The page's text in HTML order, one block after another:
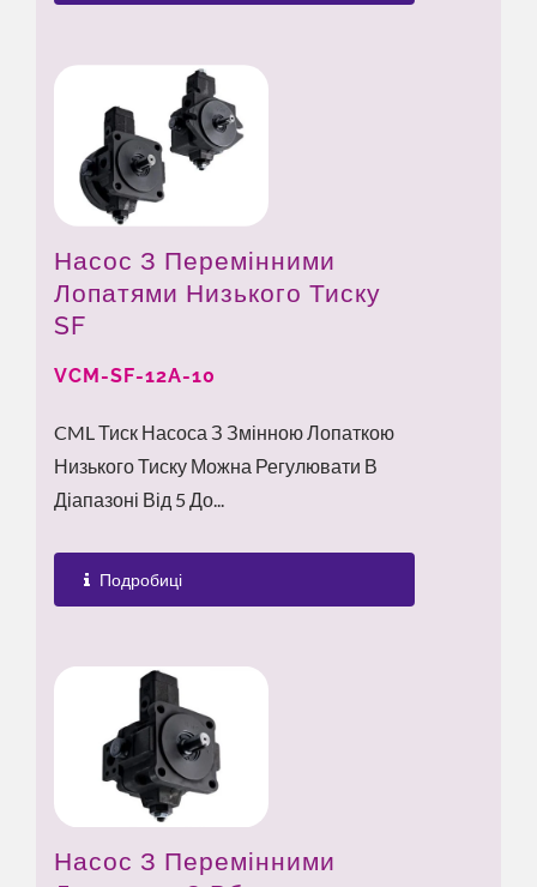
Насос З Перемінними
Лопатями Низького Тиску
SF
VCM-SF-12A-10
CML Тиск Насоса З Змінною Лопаткою
Низького Тиску Можна Регулювати В
Діапазоні Від 5 До...
Подробиці
Насос З Перемінними